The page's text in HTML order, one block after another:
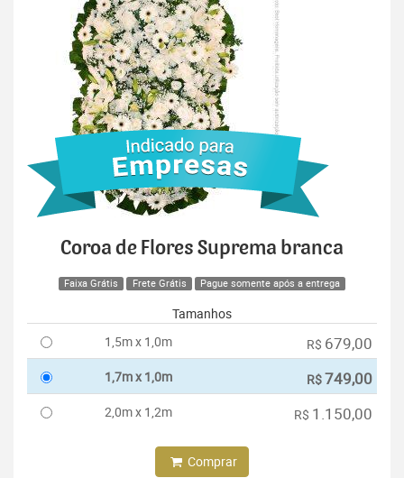
Coroa de Flores Suprema branca
Faixa Grátis Frete Grátis Pague somente após a entrega
Tamanhos
1,5m x 1,0m
R$ 679,00
1,7m x 1,0m R$749,00
2,0m x 1,2m R$ 1.150,00
Comprar